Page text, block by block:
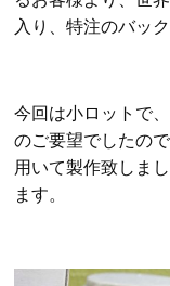
入り、特注のバッ
今回は小ロットで
のご要望でしたの
用いて製作致しま
ます。